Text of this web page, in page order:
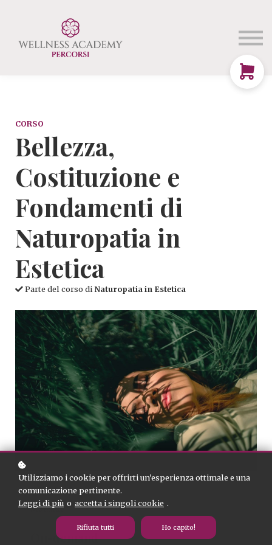
Login
CORSO
Bellezza,
Costituzione e
Fondamenti di
Naturopatia in
Estetica
Parte del corso di Naturopatia in Estetica
Modalità
On-demand
Utilizziamo i cookie per offrirti un'esperienza ottimale e una
comunicazione pertinente.
Leggi di più o accetta i singoli cookie .
Rifiuta tutti Ho capito!